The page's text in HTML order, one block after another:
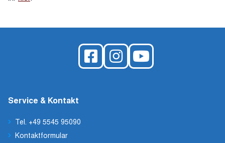
Service & Kontakt
Tel. +49 5545 95090
Kontaktformular